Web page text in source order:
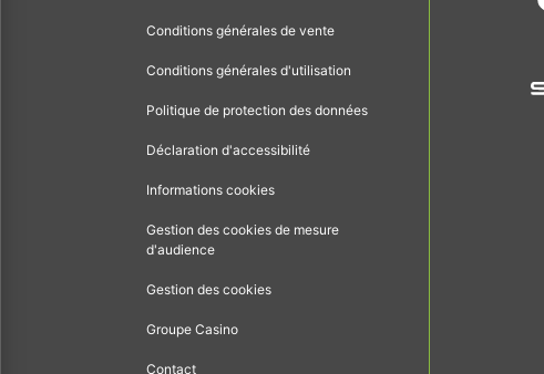
Conditions générales de vente
Conditions générales d'utilisation
Politique de protection des données
Déclaration d'accessibilité
Informations cookies
Gestion des cookies de mesure
d'audience
Gestion des cookies
Groupe Casino
Contact